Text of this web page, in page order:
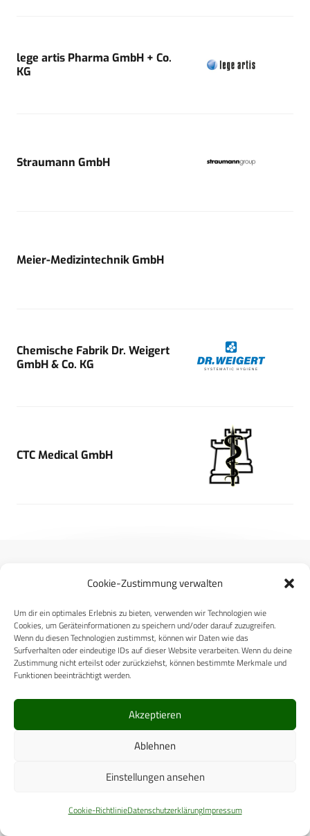
Cookie-Zustimmung verwalten
Um dir ein optimales Erlebnis zu bieten, verwenden wir Technologien wie
Cookies, um Geräteinformationen zu speichern und/oder darauf zuzugreifen.
Wenn du diesen Technologien zustimmst, können wir Daten wie das
Surfverhalten oder eindeutige IDs auf dieser Website verarbeiten. Wenn du deine
Zustimmung nicht erteilst oder zurückziehst, können bestimmte Merkmale und
Funktionen beeinträchtigt werden.
Akzeptieren
Ablehnen
Einstellungen ansehen
Cookie-RichtlinieDatenschutzerklärungImpressum
lege artis Pharma GmbH + Co.
KG
Straumann GmbH
Meier-Medizintechnik GmbH
Chemische Fabrik Dr. Weigert
GmbH & Co. KG
CTC Medical GmbH
Carl-Zeiss-Straße 5
53340 Meckenheim
Telefon: +49 (0)2225 / 88 89 – 0
digital@cpm-verlag.de